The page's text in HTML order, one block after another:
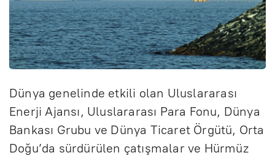
Dünya genelinde etkili olan Uluslararası
Enerji Ajansı, Uluslararası Para Fonu, Dünya
Bankası Grubu ve Dünya Ticaret Örgütü, Orta
Doğu’da sürdürülen çatışmalar ve Hürmüz